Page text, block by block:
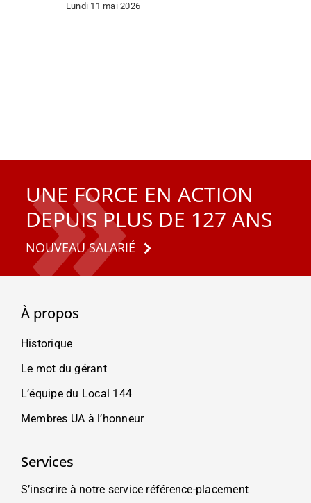
Lundi 11 mai 2026
UNE FORCE EN ACTION
DEPUIS PLUS DE 127 ANS
NOUVEAU SALARIÉ
À propos
Historique
Le mot du gérant
L’équipe du Local 144
Membres UA à l’honneur
Services
S’inscrire à notre service référence-placement